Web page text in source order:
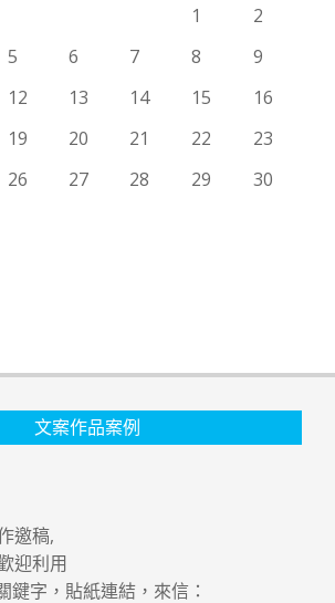
1
2
5 6 7 8
9
12 13 14 15
16
19 20 21 22
23
26 27 28 29
30
文案作品案例
邀稿,
迎利用
鍵字，貼紙連結，來信：